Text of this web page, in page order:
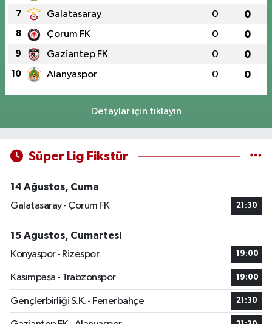
7 Galatasaray 0 0
8 Çorum FK 0 0
9 Gaziantep FK 0 0
10 Alanyaspor 0 0
Detaylar için tıklayın
Süper Lig Fikstür
14 Ağustos, Cuma
Galatasaray - Çorum FK
21:30
15 Ağustos, Cumartesi
Konyaspor - Rizespor
19:00
Kasımpaşa - Trabzonspor 19:00
Gençlerbirliği S.K. - Fenerbahçe 21:30